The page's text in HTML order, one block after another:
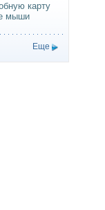
карту
мыши
Еще